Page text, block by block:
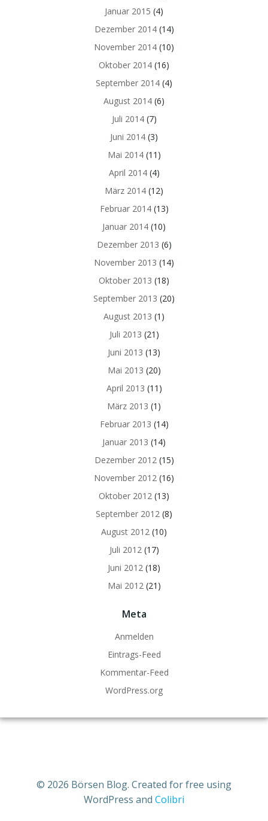
Januar 2015 (4)
Dezember 2014(14)
November 2014 (10)
Oktober 2014 (16)
September 2014 (4)
August 2014 (6)
Juli 2014(7)
Juni 2014 (3)
Mai 2014(11)
April 2014(4)
März 2014 (12)
Februar 2014(13)
Januar 2014 (10)
Dezember 2013 (6)
November 2013 (14)
Oktober 2013 (18)
September 2013 (20)
August 2013 (1)
Juli 2013 (21)
Juni 2013 (13)
Mai 2013 (20)
April 2013 (11)
März 2013 (1)
Februar 2013 (14)
Januar 2013 (14)
Dezember 2012(15)
November 2012 (16)
Oktober 2012 (13)
September 2012 (8)
August 2012 (10)
Juli 2012(17)
Juni 2012 (18)
Mai 2012(21)
Meta
Anmelden
Eintrags-Feed
Kommentar-Feed
WordPress.org
© 2026 Börsen Blog. Created for free using
WordPress and Colibri